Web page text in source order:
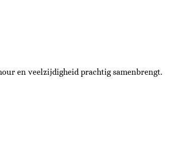
en veelzijdigheid prachtig samenbrengt.